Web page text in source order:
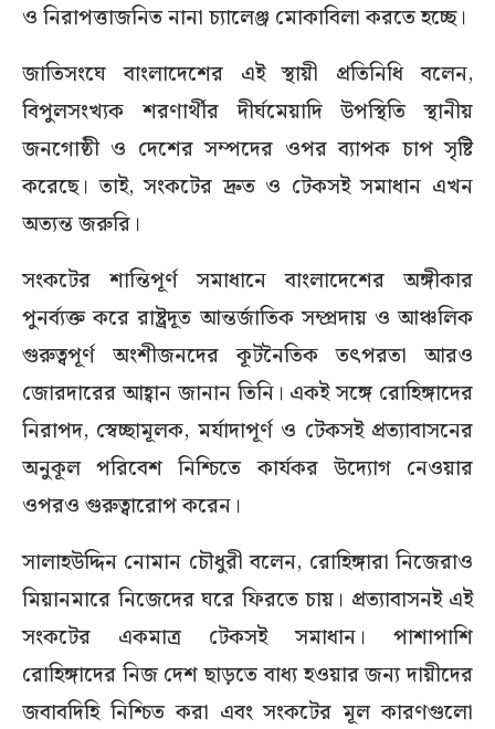
ও নিরাপত্তাজনিত নানা চ্যালেঞ্জ মোকাবিলা করতে হচ্ছে।
জাতিসংঘে বাংলাদেশের এই স্থায়ী প্রতিনিধি বলেন,
বিপুলসংখ্যক শরণার্থীর দীর্ঘমেয়াদি উপস্থিতি স্থানীয়
জনগোষ্ঠী ও দেশের সম্পদের ওপর ব্যাপক চাপ সৃষ্টি
করেছে। তাই, সংকটের দ্রুত ও টেকসই সমাধান এখন
অত্যন্ত জরুরি।
সংকটের শান্তিপূর্ণ সমাধানে বাংলাদেশের অঙ্গীকার
পুনর্ব্যক্ত করে রাষ্ট্রদূত আন্তর্জাতিক সম্প্রদায় ও আঞ্চলিক
গুরুত্বপূর্ণ অংশীজনদের কূটনৈতিক তৎপরতা আরও
জোরদারের আহ্বান জানান তিনি। একই সঙ্গে রোহিঙ্গাদের
নিরাপদ, স্বেচ্ছামূলক, মর্যাদাপূর্ণ ও টেকসই প্রত্যাবাসনের
অনুকূল পরিবেশ নিশ্চিতে কার্যকর উদ্যোগ নেওয়ার
ওপরও গুরুত্বারোপ করেন।
সালাহউদ্দিন নোমান চৌধুরী বলেন, রোহিঙ্গারা নিজেরাও
মিয়ানমারে নিজেদের ঘরে ফিরতে চায়। প্রত্যাবাসনই এই
সংকটের একমাত্র টেকসই সমাধান। পাশাপাশি
রোহিঙ্গাদের নিজ দেশ ছাড়তে বাধ্য হওয়ার জন্য দায়ীদের
জবাবদিহি নিশ্চিত করা এবং সংকটের মূল কারণগুলো